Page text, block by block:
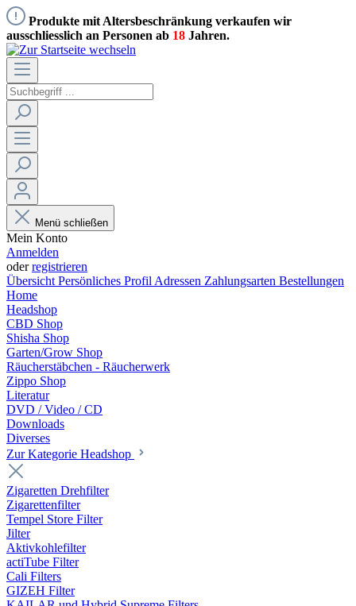
Produkte mit Altersbeschränkung verkaufen wir
ausschliesslich an Personen ab 18 Jahren.
Menü schließen
Mein Konto
Anmelden
oderregistrieren
Übersicht Persönliches Profil Adressen Zahlungsarten Bestellungen
Home
Headshop
CBD Shop
Shisha Shop
Garten/Grow Shop
Räucherstäbchen - Räucherwerk
Zippo Shop
Literatur
DVD / Video / CD
Downloads
Diverses
Zur Kategorie Headshop
Zigaretten Drehfilter
Zigarettenfilter
Tempel Store Filter
Jilter
Aktivkohlefilter
actiTube Filter
Cali Filters
GIZEH Filter